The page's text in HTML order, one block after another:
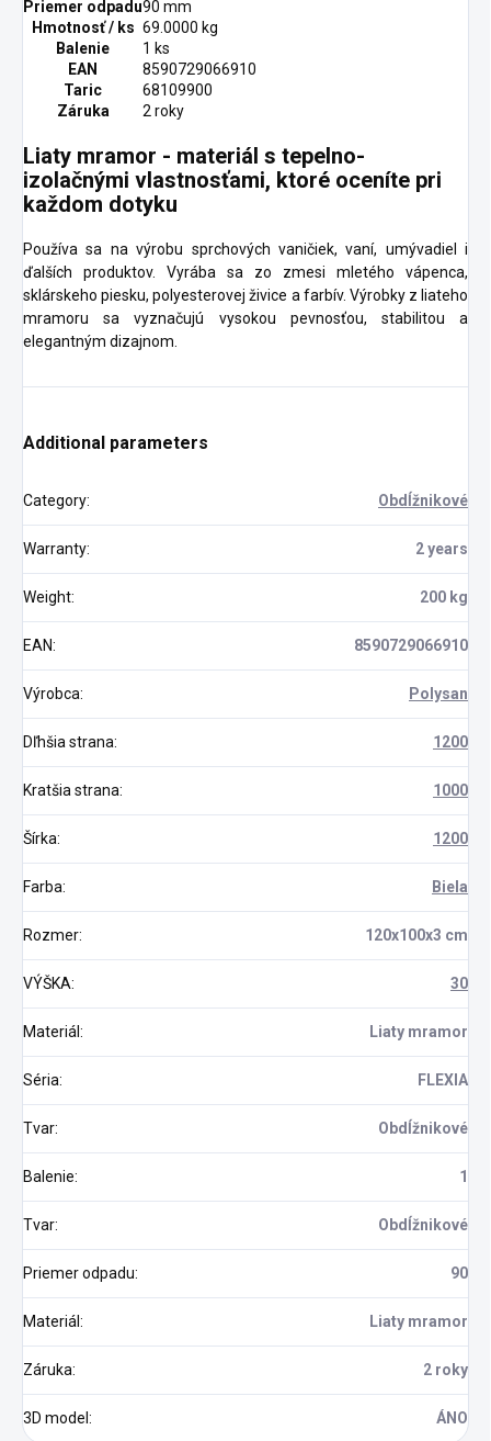
Priemer odpadu90 mm
Hmotnosť / ks 69.0000 kg
Balenie
1 ks
EAN
8590729066910
Taric
68109900
Záruka
2 roky
Liaty mramor - materiál s tepelno-
izolačnými vlastnosťami, ktoré oceníte pri
každom dotyku
Používa sa na výrobu sprchových vaničiek, vaní, umývadiel i
ďalších produktov. Vyrába sa zo zmesi mletého vápenca,
sklárskeho piesku, polyesterovej živice a farbív. Výrobky z liateho
mramoru sa vyznačujú vysokou pevnosťou, stabilitou a
elegantným dizajnom.
Additional parameters
Category: Obdĺžnikové
Warranty: 2 years
Weight: 200 kg
EAN: 8590729066910
Výrobca: Polysan
Dľhšia strana: 1200
Kratšia strana: 1000
Šírka: 1200
Farba: Biela
Rozmer: 120x100x3 cm
VÝŠKA: 30
Materiál : Liaty mramor
Séria: FLEXIA
Tvar: Obdĺžnikové
Balenie: 1
Tvar: Obdĺžnikové
Priemer odpadu: 90
Materiál : Liaty mramor
Záruka: 2 roky
3D model : ÁNO